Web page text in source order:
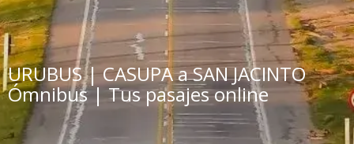
URUBUS | CASUPA a SAN JACINTO
Ómnibus | Tus pasajes online